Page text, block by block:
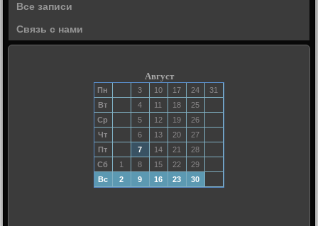
Все записи
Связь с нами
Август
Пн 3 10 17 24
31
Вт
4 11 18
25
Ср
5 12 19
26
Чт
6 13 20
27
Пт
7 14 21
28
Сб
1 8 15 22
29
Вс
2 9 16 23 30